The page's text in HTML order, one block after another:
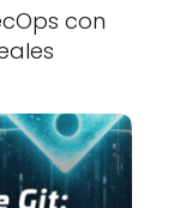
con